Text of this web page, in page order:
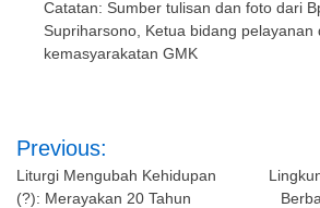
Catatan: Sumber tulisan dan foto dari
Supriharsono, Ketua bidang pelayanan
kemasyarakatan GMK
Post
navigation
Previous:
Liturgi Mengubah Kehidupan
(?): Merayakan 20 Tahun